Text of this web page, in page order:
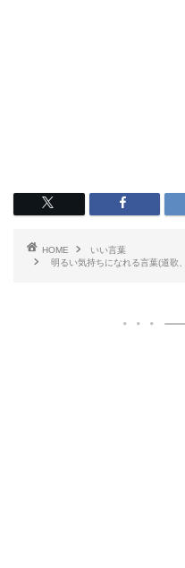
HOME
いい言葉
明るい気持ちになれる言葉(道歌